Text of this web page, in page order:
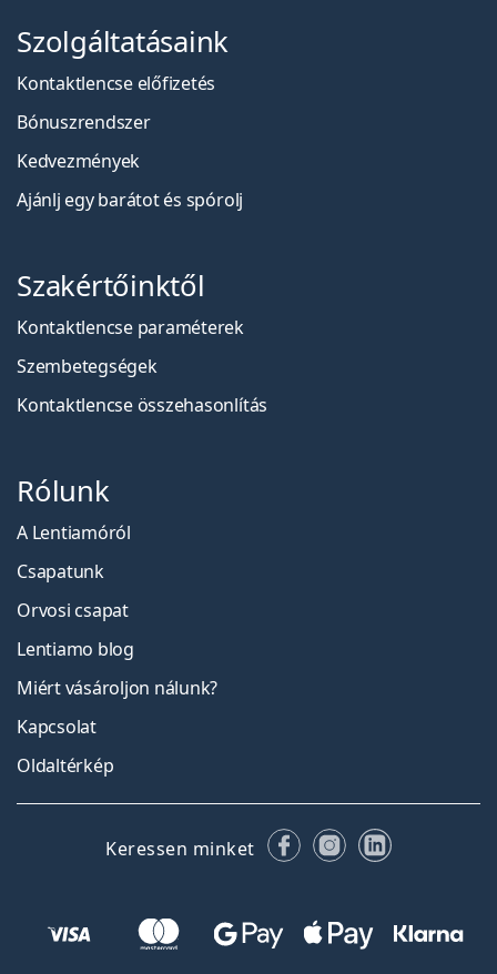
Szolgáltatásaink
Kontaktlencse előfizetés
Bónuszrendszer
Kedvezmények
Ajánlj egy barátot és spórolj
Szakértőinktől
Kontaktlencse paraméterek
Szembetegségek
Kontaktlencse összehasonlítás
Rólunk
A Lentiamóról
Csapatunk
Orvosi csapat
Lentiamo blog
Miért vásároljon nálunk?
Kapcsolat
Oldaltérkép
Keressen minket FacebookInstagram
LinkedIn